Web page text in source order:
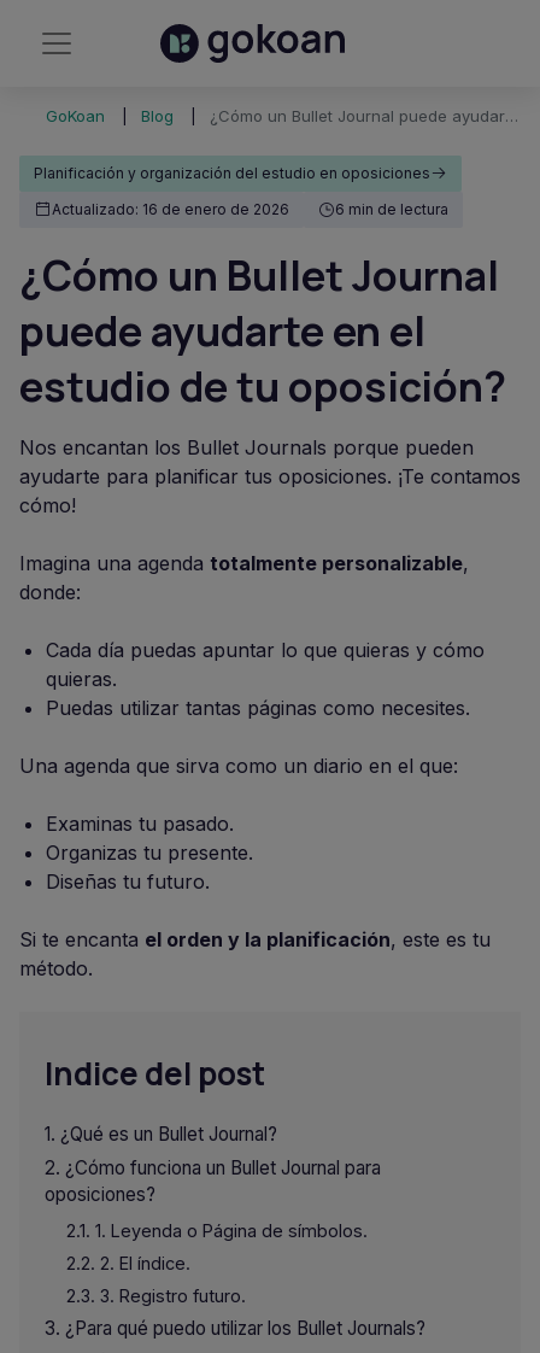
GoKoan Blog ¿Cómo un Bullet Journal puede ayudarte en el estudio de tu oposición?
Planificación y organización del estudio en oposiciones
Actualizado: 16 de enero de 2026
6 min de lectura
¿Cómo un Bullet Journal
puede ayudarte en el
estudio de tu oposición?
Nos encantan los Bullet Journals porque pueden
ayudarte para planificar tus oposiciones. ¡Te contamos
cómo!
Imagina una agenda totalmente personalizable,
donde:
Cada día puedas apuntar lo que quieras y cómo
quieras.
Puedas utilizar tantas páginas como necesites.
Una agenda que sirva como un diario en el que:
Examinas tu pasado.
Organizas tu presente.
Diseñas tu futuro.
Si te encanta el orden y la planificación, este es tu
método.
Indice del post
¿Qué es un Bullet Journal?
¿Cómo funciona un Bullet Journal para
oposiciones?
1. Leyenda o Página de símbolos.
2. El índice.
3. Registro futuro.
¿Para qué puedo utilizar los Bullet Journals?